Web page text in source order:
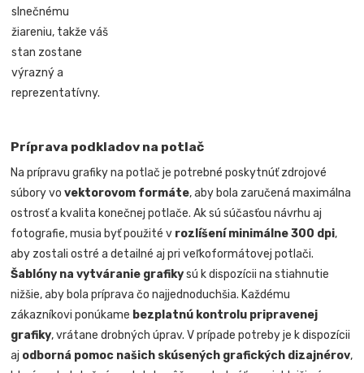
slnečnému
žiareniu, takže váš
stan zostane
výrazný a
reprezentatívny.
Príprava podkladov na potlač
Na prípravu grafiky na potlač je potrebné poskytnúť zdrojové
súbory vovektorovom formáte, aby bola zaručená maximálna
ostrosť a kvalita konečnej potlače. Ak sú súčasťou návrhu aj
fotografie, musia byť použité v rozlíšení minimálne 300 dpi,
aby zostali ostré a detailné aj pri veľkoformátovej potlači.
Šablóny na vytváranie grafikysú k dispozícii na stiahnutie
nižšie, aby bola príprava čo najjednoduchšia. Každému
zákazníkovi ponúkame bezplatnú kontrolu pripravenej
grafiky, vrátane drobných úprav. V prípade potreby je k dispozícii
aj odborná pomoc našich skúsených grafických dizajnérov,